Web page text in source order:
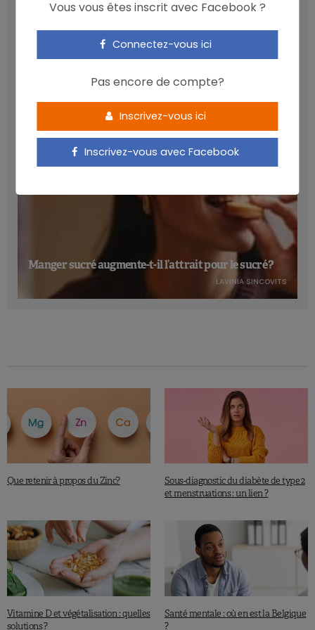
Les anthocyanines bénéfiques pour la santé
Manger sucré augmente-t-il l’attrait pour le sucré ?
LAVINIA SINCOVITS
Que retenir à propos du Zinc?
Sous-diagnostic du diabète de type 2
et menstruations : un lien ?
Vitamine D et végétalisation : quelles
solutions ?
Santé mentale : où en est la Belgique
?
Vous vous êtes inscrit avec Facebook ?
Connectez-vous ici
Pas encore de compte?
Inscrivez-vous ici
Inscrivez-vous avec Facebook